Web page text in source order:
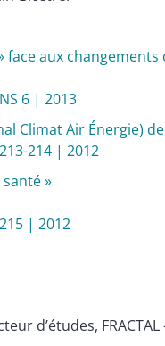
face aux
NS 6 | 2013
Climat Air Énergie)
213-214 | 2012
»
215 | 2012
d’études, FRACTAL